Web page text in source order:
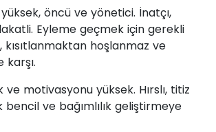
öncü ve yönetici. İnatçı,
Eyleme geçmek için gerekli
hoşlanmaz ve
ve motivasyonu yüksek. Hırslı, titiz
ve bağımlılık geliştirmeye